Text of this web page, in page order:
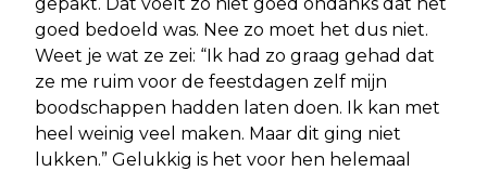
goed bedoeld was. Nee zo moet het dus niet.
Weet je wat ze zei: “Ik had zo graag gehad dat
ze me ruim voor de feestdagen zelf mijn
boodschappen hadden laten doen. Ik kan met
heel weinig veel maken. Maar dit ging niet
lukken.” Gelukkig is het voor hen helemaal